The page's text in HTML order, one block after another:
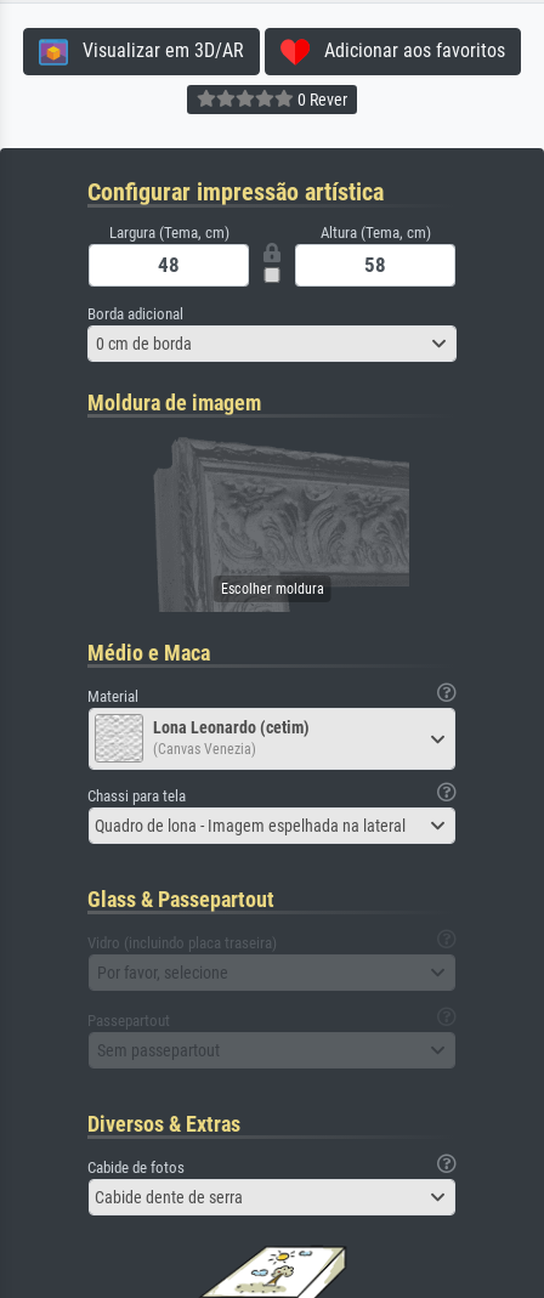
Visualizar em 3D/AR Adicionar aos favoritos
0 Rever
Configurar impressão artística
Largura (Tema, cm) Altura (Tema, cm)
Borda adicional
0 cm de borda
Moldura de imagem
Médio e Maca
Material
Lona Leonardo (cetim)
(Canvas Venezia)
Chassi para tela
Quadro de lona - Imagem espelhada na lateral
Glass & Passepartout
Vidro (incluindo placa traseira)
Por favor, selecione
Passepartout
Sem passepartout
Diversos & Extras
Cabide de fotos
Cabide dente de serra